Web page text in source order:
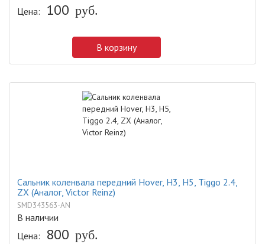
Цена:
100 руб.
В корзину
Сальник коленвала передний Hover, H3, H5, Tiggo 2.4,
ZX (Аналог, Victor Reinz)
SMD343563-AN
В наличии
Цена:
800 руб.